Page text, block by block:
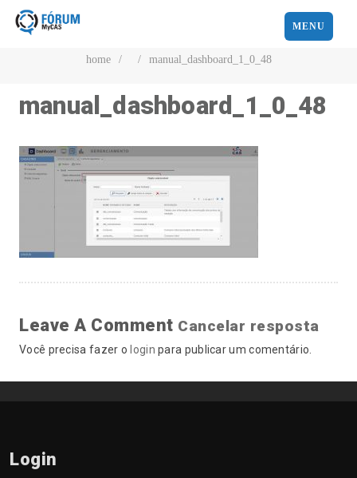
MENU
home / / manual_dashboard_1_0_48
manual_dashboard_1_0_48
Leave A Comment Cancelar resposta
Você precisa fazer o login para publicar um comentário.
Login